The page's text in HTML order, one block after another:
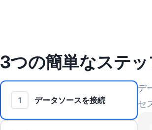
3つの簡単なステ
1 データソースを接続
デ
セ